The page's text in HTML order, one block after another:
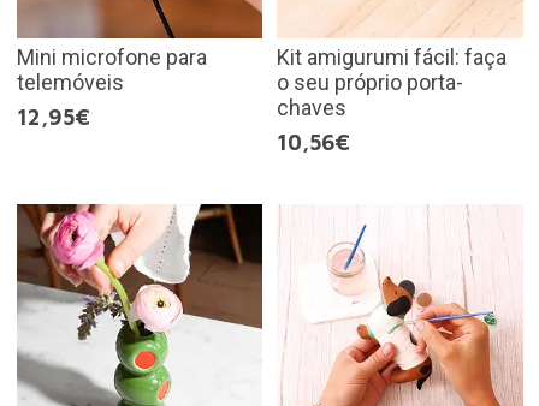
Mini microfone para
telemóveis
12,95€
Kit amigurumi fácil: faça
o seu próprio porta-
chaves
10,56€